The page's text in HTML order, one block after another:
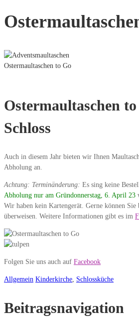
Ostermaultaschen to Go
Ostermaultaschen
Schloss
Auch in diesem Jahr bieten wir Ihnen
Abholung an.
Achtung: Terminänderung: Es sing keine
Abholung nur am Gründonnerstag, 6. April 23
Wir haben kein Kartengerät. Gerne können Sie
überweisen. Weitere Informationen gibt es im
Folgen Sie uns auch auf Facebook
Allgemein Kinderkirche Schlossküche
Beitragsnavigation